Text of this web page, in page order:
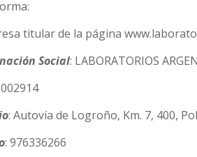
titular de la página
Social: LABORATORIOS
: Autovía de Logroño, Km. 7, 400,
: 976336266